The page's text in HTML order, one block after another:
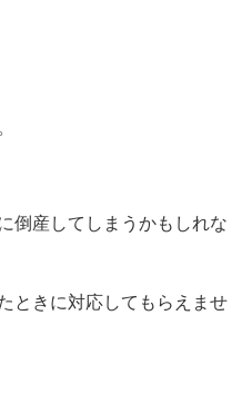
倒産してしまうかもしれな
ときに対応してもらえませ